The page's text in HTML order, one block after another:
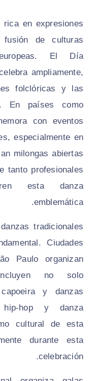
en expresiones
de culturas
El Día
ampliamente,
folclóricas y las
En países como
con eventos
especialmente en
milongas abiertas
tanto profesionales
esta danza
emblemática.
tradicionales
Ciudades
Paulo organizan
no solo
y danzas
hip-hop y danza
cultural de esta
durante esta
celebración.